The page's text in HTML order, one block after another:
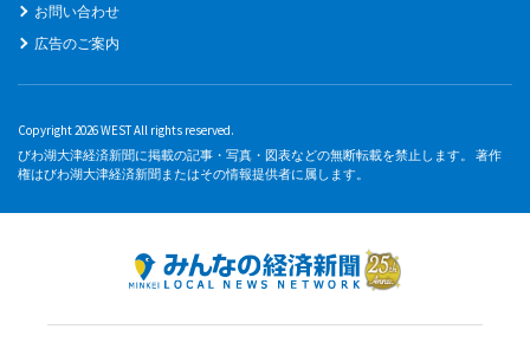
お問い合わせ
広告のご案内
Copyright 2026 WEST All rights reserved.
びわ湖大津経済新聞に掲載の記事・写真・図表などの無断転載を禁止します。 著作
権はびわ湖大津経済新聞またはその情報提供者に属します。